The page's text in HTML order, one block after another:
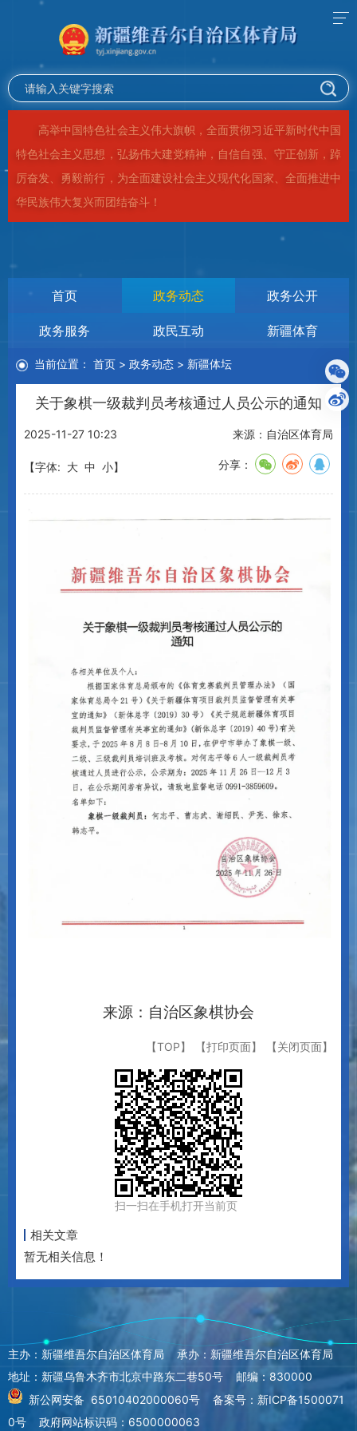
高举中国特色社会主义伟大旗帜，全面贯彻习近平新时代中国
特色社会主义思想，弘扬伟大建党精神，自信自强、守正创新，踔
厉奋发、勇毅前行，为全面建设社会主义现代化国家、全面推进中
华民族伟大复兴而团结奋斗！
首页 政务动态 政务公开
政务服务 政民互动 新疆体育
当前位置： 首页 > 政务动态 > 新疆体坛
关于象棋一级裁判员考核通过人员公示的通知
2025-11-27 10:23 来源：自治区体育局
【字体: 大 中 小】 分享：
来源：自治区象棋协会
【TOP】 【打印页面】 【关闭页面】
扫一扫在手机打开当前页
相关文章
暂无相关信息！
主办：新疆维吾尔自治区体育局 承办：新疆维吾尔自治区体育局
地址：新疆乌鲁木齐市北京中路东二巷50号 邮编：830000
新公网安备 65010402000060号
备案号：新ICP备1500071
0号 政府网站标识码：6500000063